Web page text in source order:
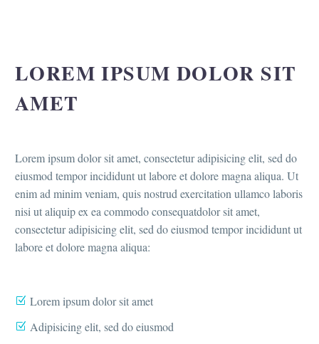
LOREM IPSUM DOLOR SIT
AMET
Lorem ipsum dolor sit amet, consectetur adipisicing elit, sed do
eiusmod tempor incididunt ut labore et dolore magna aliqua. Ut
enim ad minim veniam, quis nostrud exercitation ullamco laboris
nisi ut aliquip ex ea commodo consequatdolor sit amet,
consectetur adipisicing elit, sed do eiusmod tempor incididunt ut
labore et dolore magna aliqua:
Lorem ipsum dolor sit amet
Adipisicing elit, sed do eiusmod